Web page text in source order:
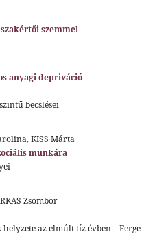
szemmel
anyagi depriváció
becslései
KISS Márta
munkára
Zsombor
az elmúlt tíz évben – Ferge